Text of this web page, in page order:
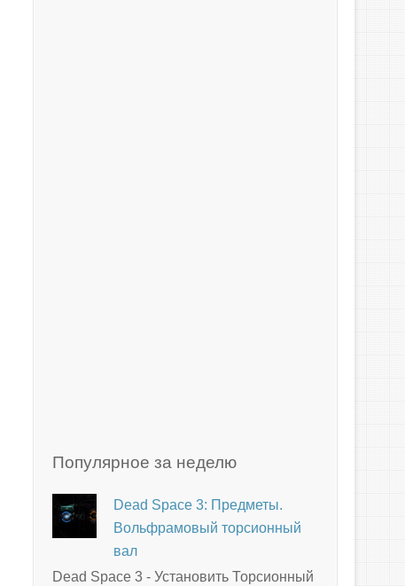
Популярное за неделю
Dead Space 3: Предметы.
Вольфрамовый торсионный
вал
Dead Space 3 - Установить Торсионный